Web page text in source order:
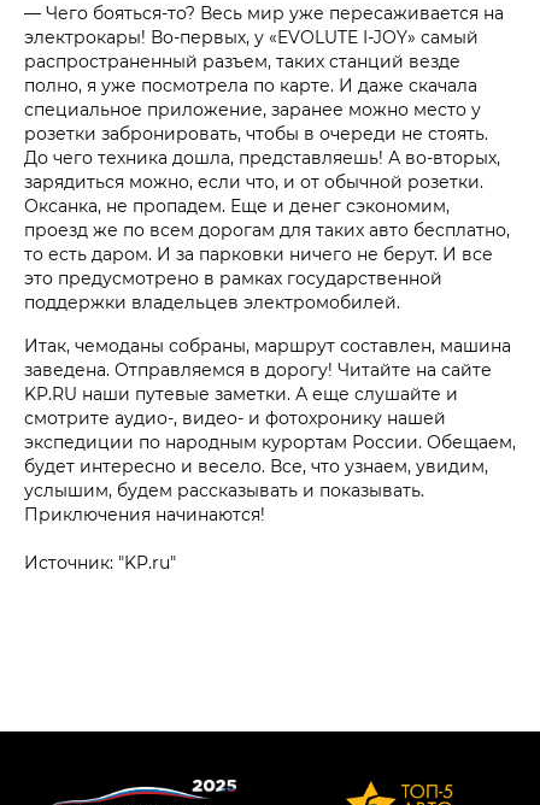
— Чего бояться-то? Весь мир уже пересаживается на
электрокары! Во-первых, у «EVOLUTE I-JOY» самый
распространенный разъем, таких станций везде
полно, я уже посмотрела по карте. И даже скачала
специальное приложение, заранее можно место у
розетки забронировать, чтобы в очереди не стоять.
До чего техника дошла, представляешь! А во-вторых,
зарядиться можно, если что, и от обычной розетки.
Оксанка, не пропадем. Еще и денег сэкономим,
проезд же по всем дорогам для таких авто бесплатно,
то есть даром. И за парковки ничего не берут. И все
это предусмотрено в рамках государственной
поддержки владельцев электромобилей.
Итак, чемоданы собраны, маршрут составлен, машина
заведена. Отправляемся в дорогу! Читайте на сайте
KP.RU наши путевые заметки. А еще слушайте и
смотрите аудио-, видео- и фотохронику нашей
экспедиции по народным курортам России. Обещаем,
будет интересно и весело. Все, что узнаем, увидим,
услышим, будем рассказывать и показывать.
Приключения начинаются!
Источник: "KP.ru"